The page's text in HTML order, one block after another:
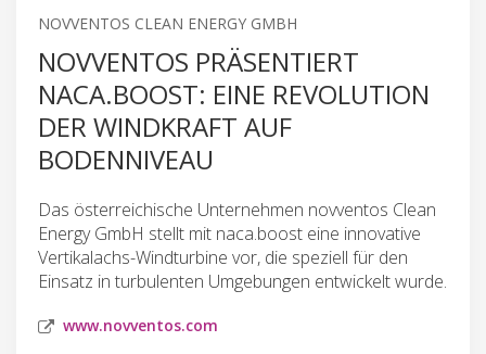
NOVVENTOS CLEAN ENERGY GMBH
NOVVENTOS PRÄSENTIERT
NACA.BOOST: EINE REVOLUTION
DER WINDKRAFT AUF
BODENNIVEAU
Das österreichische Unternehmen novventos Clean
Energy GmbH stellt mit naca.boost eine innovative
Vertikalachs-Windturbine vor, die speziell für den
Einsatz in turbulenten Umgebungen entwickelt wurde.
www.novventos.com